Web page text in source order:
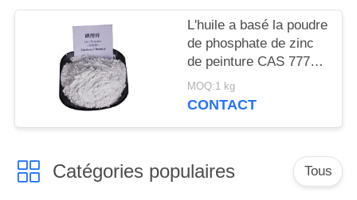
L'huile a basé la poudre
de phosphate de zinc
de peinture CAS 7779-
90-0 pour le bateau et
les structures
MOQ:1 kg
CONTACT
Catégories populaires Tous